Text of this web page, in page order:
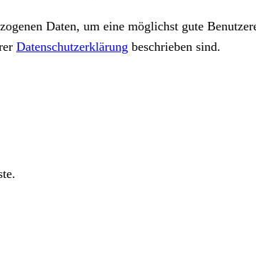
Daten, um eine möglichst gute
Datenschutzerklärung beschrieben sind.